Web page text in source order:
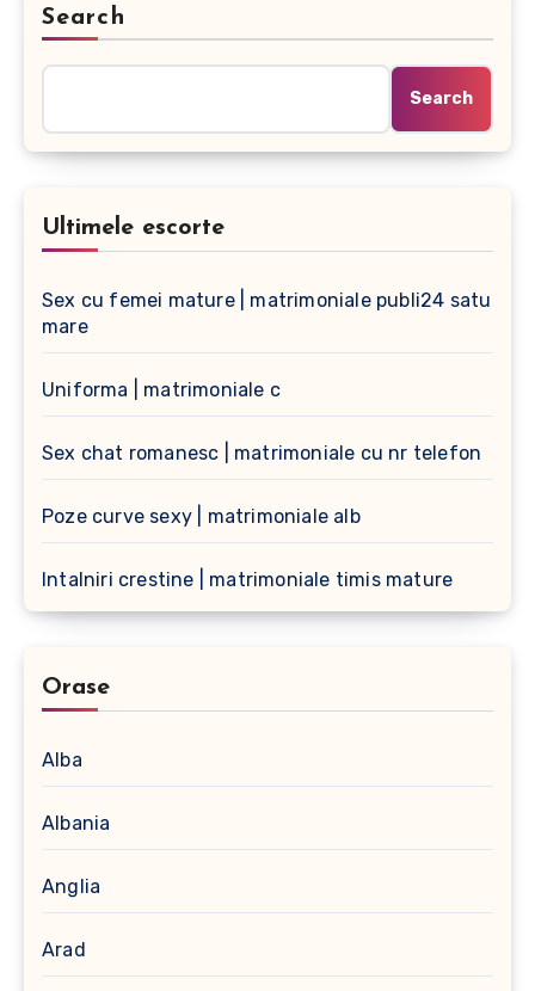
Search
Search
Ultimele escorte
Sex cu femei mature | matrimoniale publi24 satu
mare
Uniforma | matrimoniale c
Sex chat romanesc | matrimoniale cu nr telefon
Poze curve sexy | matrimoniale alb
Intalniri crestine | matrimoniale timis mature
Orase
Alba
Albania
Anglia
Arad